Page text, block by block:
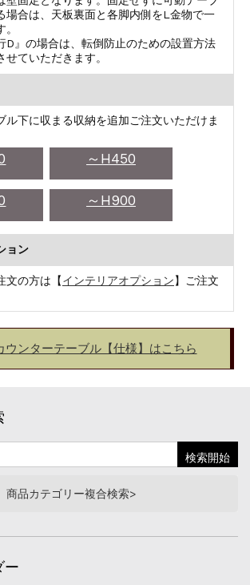
場合は、天板裏面と各脚内側をL金物で一
』の場合は、転倒防止のための設置方法
ていただきます。
ル下に収まる収納を追加ご注文いただけま
～H450
～H900
ョン
文の方は【インテリアオプション】ご注文
ウンターテーブル【仕様】はこちら
商品カテゴリー複合検索>